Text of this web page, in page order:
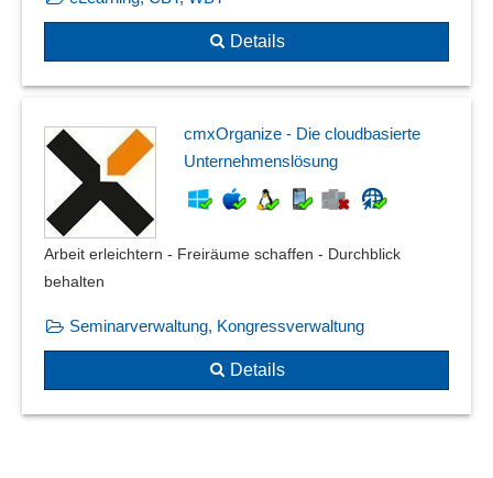
Details
cmxOrganize - Die cloudbasierte
Unternehmenslösung
Arbeit erleichtern - Freiräume schaffen - Durchblick
behalten
Seminarverwaltung, Kongressverwaltung
Details